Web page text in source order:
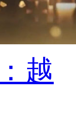
越